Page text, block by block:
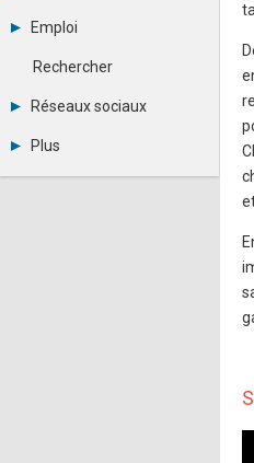
Se connecter
Messages privés
Contacter un modérateur
Archives
Abonnement
Emploi
Consulter les annonces
Observatoire de l'emploi
Rechercher
Réseaux sociaux
LinkedIn
Plus
Annonceurs